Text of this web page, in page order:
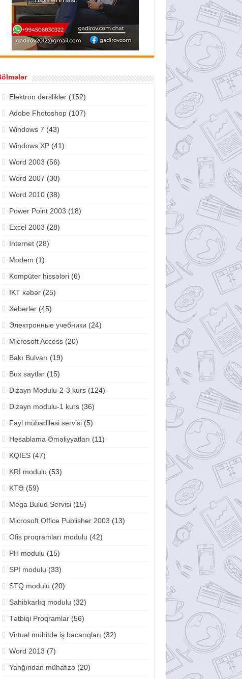
Elektron dərsliklər(152)
Adobe Fhotoshop(107)
Windows 7 (43)
Windows XP(41)
Word 2003 (56)
Word 2007 (30)
Word 2010(38)
Power Point 2003 (18)
Excel 2003 (28)
Internet(28)
Modem (1)
Kompüter hissələri(6)
İKT xəbər(25)
Xəbərlər(45)
Электронные учебники (24)
Microsoft Access(20)
Bakı Bulvarı (19)
Bux saytlar(15)
Dizayn Modulu-2-3 kurs(124)
Dizayn modulu-1 kurs(36)
Fayl mübadiləsi servisi(5)
Hesablama Əməliyyatları (11)
KQİES(47)
KRİ modulu (53)
KTƏ (59)
Mega Bulud Servisi(15)
Microsoft Office Publisher 2003 (13)
Ofis proqramları modulu (42)
PH modulu (15)
SPİ modulu (33)
STQ modulu (20)
Sahibkarlıq modulu (32)
Tətbiqi Proqramlar(56)
Virtual mühitdə iş bacarıqları (32)
Word 2013 (7)
Yanğından mühafizə(20)